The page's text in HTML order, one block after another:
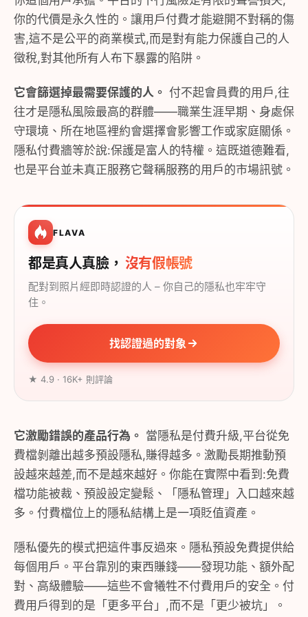
你的代價是永久性的。讓用戶付費才能避開不對稱的傷
害,這不是公平的商業模式,而是對有能力保護自己的人
徵稅,對其他所有人布下暴露的陷阱。
它會篩選掉最需要保護的人。 付不起會員費的用戶,往
往才是隱私風險最高的群體——職業生涯早期、身處保
守環境、所在地區裡約會選擇會影響工作或家庭關係。
隱私付費牆等於說:保護是富人的特權。這既道德難看,
也是平台並未真正服務它聲稱服務的用戶的市場訊號。
FLAVA
都是真人真臉， 沒有假帳號
配對到照片經即時認證的人 – 你自己的隱私也牢牢守
住。
找認證過的對象
★ 4.9 · 16K+ 則評論
它激勵錯誤的產品行為。 當隱私是付費升級,平台從免
費檔剝離出越多預設隱私,賺得越多。激勵長期推動預
設越來越差,而不是越來越好。你能在實際中看到:免費
檔功能被裁、預設設定變鬆、「隱私管理」入口越來越
多。付費檔位上的隱私結構上是一項貶值資產。
隱私優先的模式把這件事反過來。隱私預設免費提供給
每個用戶。平台靠別的東西賺錢——發現功能、額外配
對、高級體驗——這些不會犧牲不付費用戶的安全。付
費用戶得到的是「更多平台」,而不是「更少被坑」。